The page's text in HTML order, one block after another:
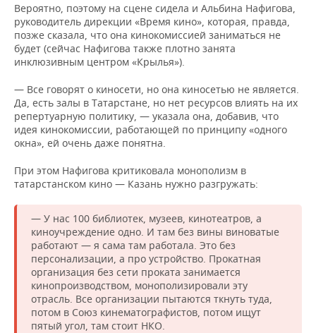
Вероятно, поэтому на сцене сидела и Альбина Нафигова,
руководитель дирекции «Время кино», которая, правда,
позже сказала, что она кинокомиссией заниматься не
будет (сейчас Нафигова также плотно занята
инклюзивным центром «Крылья»).
— Все говорят о киносети, но она киносетью не является.
Да, есть залы в Татарстане, но нет ресурсов влиять на их
репертуарную политику, — указала она, добавив, что
идея кинокомиссии, работающей по принципу «одного
окна», ей очень даже понятна.
При этом Нафигова критиковала монополизм в
татарстанском кино — Казань нужно разгружать:
— У нас 100 библиотек, музеев, кинотеатров, а
киноучреждение одно. И там без вины виноватые
работают — я сама там работала. Это без
персонализации, а про устройство. Прокатная
организация без сети проката занимается
кинопроизводством, монополизировали эту
отрасль. Все организации пытаются ткнуть туда,
потом в Союз кинематографистов, потом ищут
пятый угол, там стоит НКО.